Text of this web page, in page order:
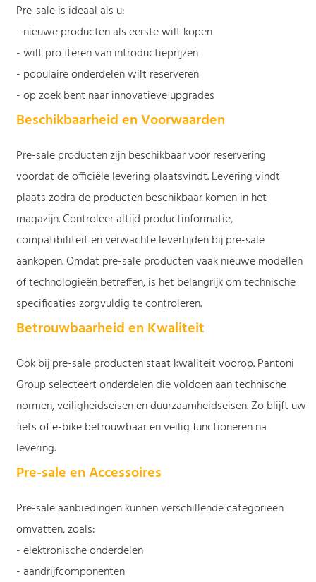
Pre-sale is ideaal als u:
- nieuwe producten als eerste wilt kopen
- wilt profiteren van introductieprijzen
- populaire onderdelen wilt reserveren
- op zoek bent naar innovatieve upgrades
Beschikbaarheid en Voorwaarden
Pre-sale producten zijn beschikbaar voor reservering
voordat de officiële levering plaatsvindt. Levering vindt
plaats zodra de producten beschikbaar komen in het
magazijn. Controleer altijd productinformatie,
compatibiliteit en verwachte levertijden bij pre-sale
aankopen. Omdat pre-sale producten vaak nieuwe modellen
of technologieën betreffen, is het belangrijk om technische
specificaties zorgvuldig te controleren.
Betrouwbaarheid en Kwaliteit
Ook bij pre-sale producten staat kwaliteit voorop. Pantoni
Group selecteert onderdelen die voldoen aan technische
normen, veiligheidseisen en duurzaamheidseisen. Zo blijft uw
fiets of e-bike betrouwbaar en veilig functioneren na
levering.
Pre-sale en Accessoires
Pre-sale aanbiedingen kunnen verschillende categorieën
omvatten, zoals:
- elektronische onderdelen
- aandrijfcomponenten